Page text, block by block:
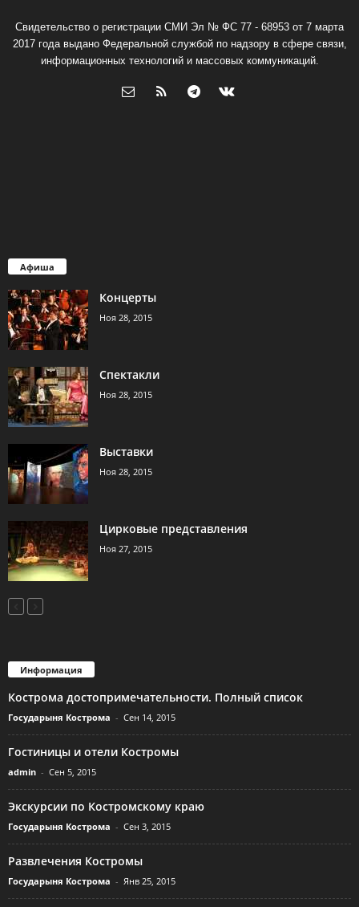
Свидетельство о регистрации СМИ Эл № ФС 77 - 68953 от 7 марта
2017 года выдано Федеральной службой по надзору в сфере связи,
информационных технологий и массовых коммуникаций.
Афиша
Концерты
Ноя 28, 2015
Спектакли
Ноя 28, 2015
Выставки
Ноя 28, 2015
Цирковые представления
Ноя 27, 2015
Информация
Кострома достопримечательности. Полный список
Государыня Кострома - Сен 14, 2015
Гостиницы и отели Костромы
admin - Сен 5, 2015
Экскурсии по Костромскому краю
Государыня Кострома - Сен 3, 2015
Развлечения Костромы
Государыня Кострома - Янв 25, 2015